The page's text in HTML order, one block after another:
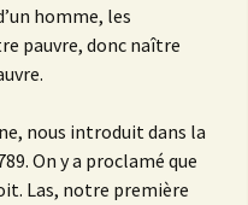
homme, les
pauvre, donc naître
nous introduit dans la
On y a proclamé que
Las, notre première